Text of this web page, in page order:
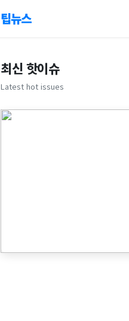
팁뉴스
최신 핫이슈
Latest hot issues